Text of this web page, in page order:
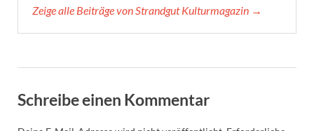
Zeige alle Beiträge von Strandgut Kulturmagazin →
Schreibe einen Kommentar